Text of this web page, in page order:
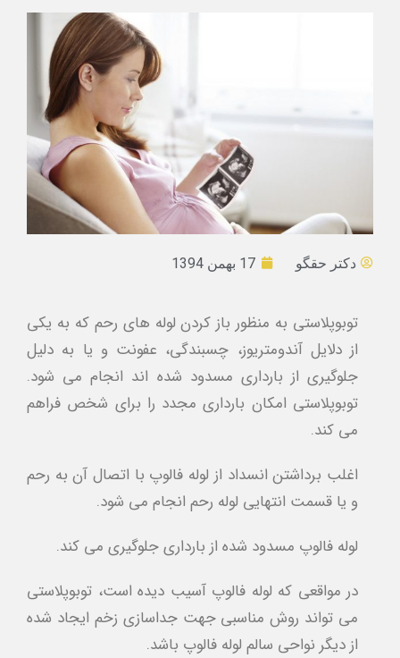
دکتر حقگو 17 بهمن 1394
توبوپلاستی به منظور باز کردن لوله های رحم که به یکی
از دلایل آندومتریوز، چسبندگی، عفونت و یا به دلیل
جلوگیری از بارداری مسدود شده اند انجام می شود.
توبوپلاستی امکان بارداری مجدد را برای شخص فراهم
می کند.
اغلب برداشتن انسداد از لوله فالوپ با اتصال آن به رحم
و یا قسمت انتهایی لوله رحم انجام می شود.
لوله فالوپ مسدود شده از بارداری جلوگیری می کند.
در مواقعی که لوله فالوپ آسیب دیده است، توبوپلاستی
می تواند روش مناسبی جهت جداسازی زخم ایجاد شده
از دیگر نواحی سالم لوله فالوپ باشد.